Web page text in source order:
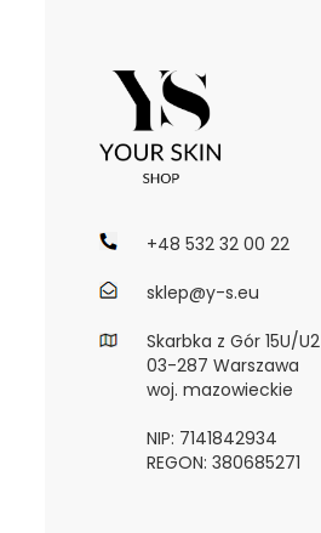
+48 532 32 00 22
sklep@y-s.eu
Skarbka z Gór 15U/U2
03-287 Warszawa
woj. mazowieckie
NIP: 7141842934
REGON: 380685271